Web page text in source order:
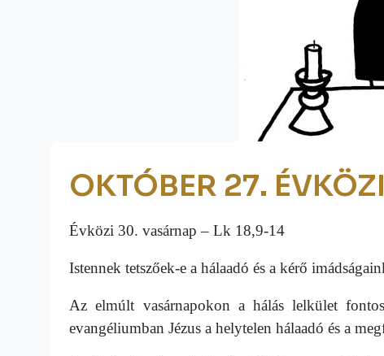
OKTÓBER 27.
Évközi 30. vasárnap – Lk 18,9-14
Istennek tetszőek-e a hálaadó és a kérő
Az elmúlt vasárnapokon a hálás lelkület
evangéliumban Jézus a helytelen hálaadó és a